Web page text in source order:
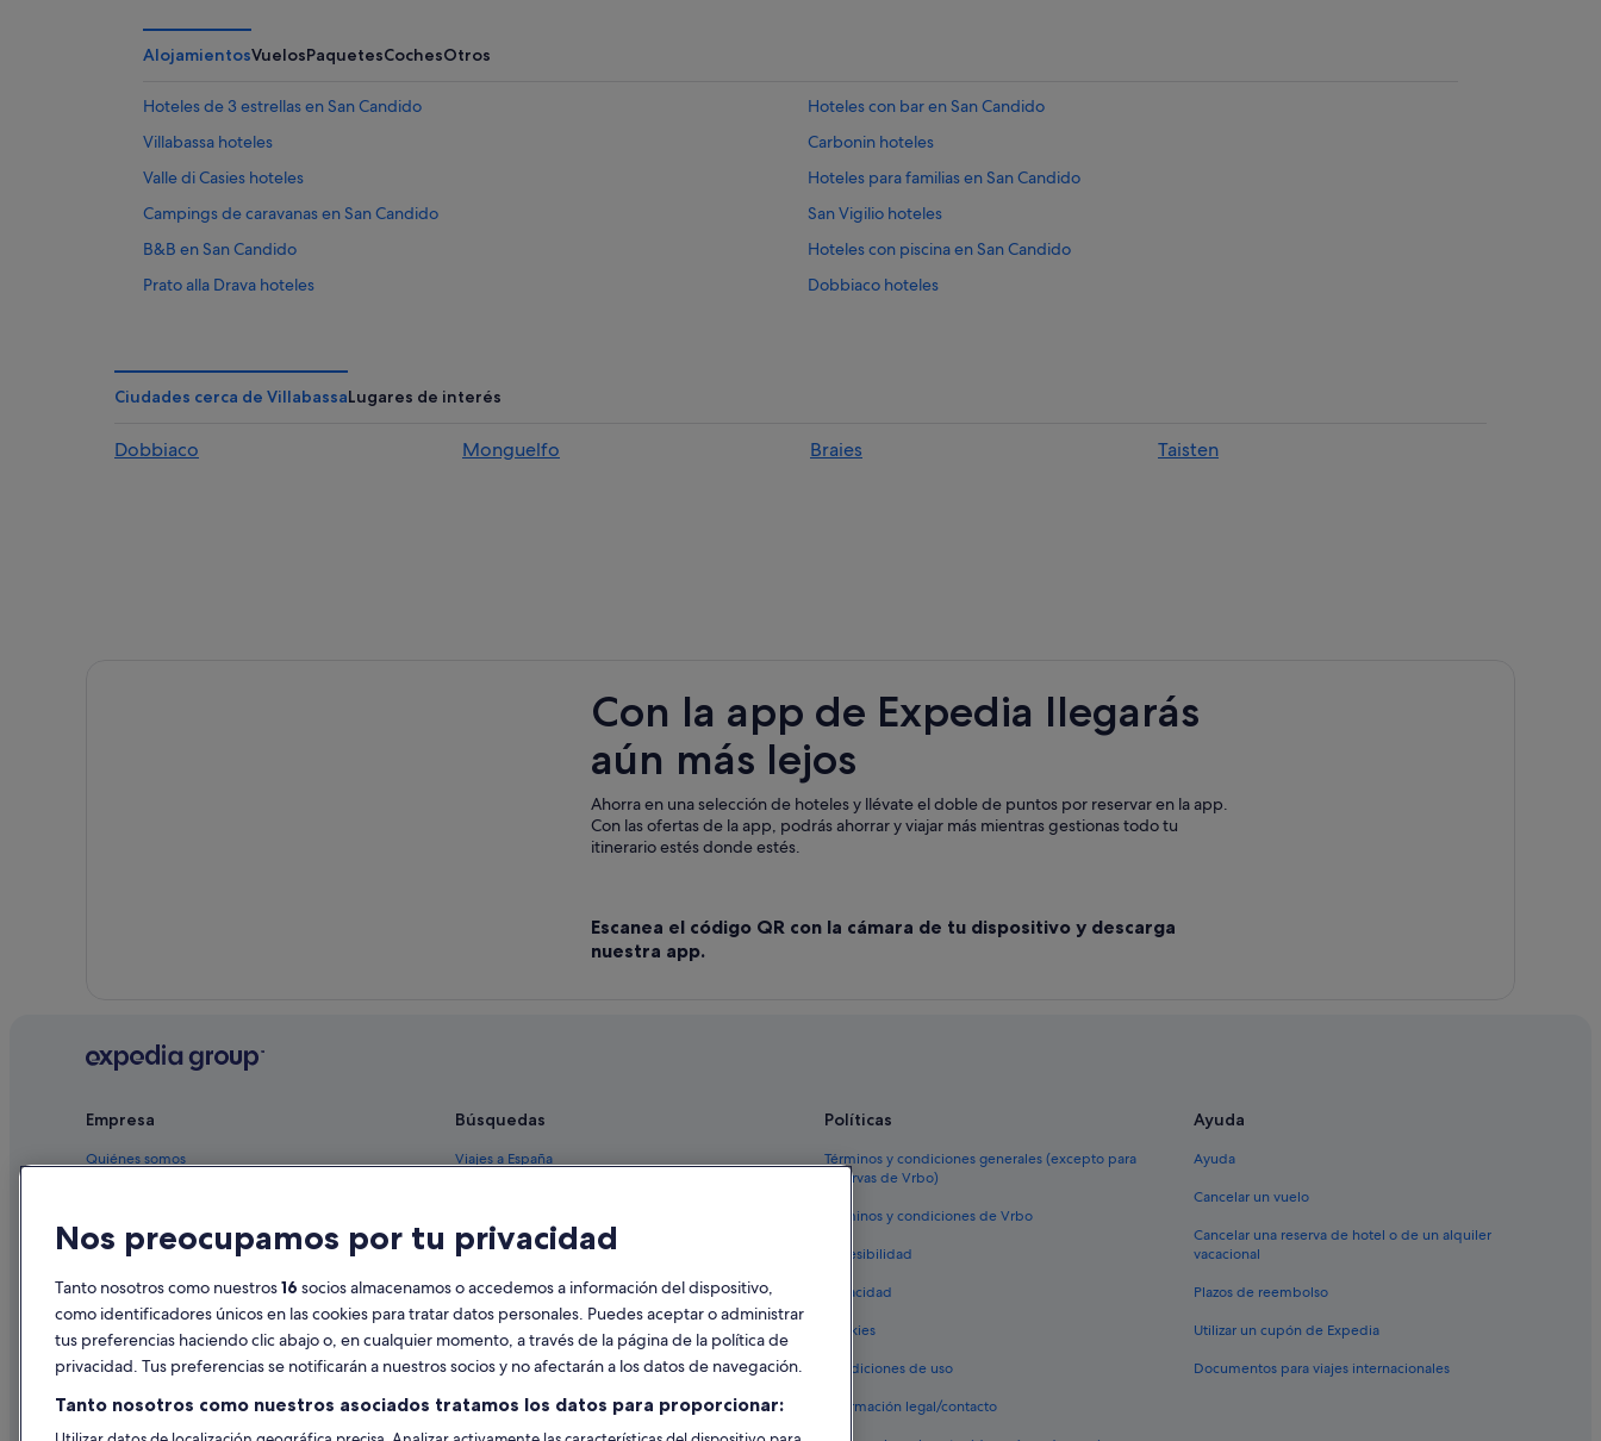
AlojamientosVuelosPaquetesCochesOtros
Hoteles de 3 estrellas en San Candido
Hoteles con bar en San Candido
Villabassa hoteles
Carbonin hoteles
Valle di Casies hoteles
Hoteles para familias en San Candido
Campings de caravanas en San Candido
San Vigilio hoteles
B&B en San Candido
Hoteles con piscina en San Candido
Prato alla Drava hoteles
Dobbiaco hoteles
Hoteles de aventura en San Candido
Anterselva hoteles
Hoteles de 4 estrellas en San Candido
Apartoteles en San Candido
Hoteles con spa en Braies
Ciudades cerca de VillabassaLugares de interés
Dobbiaco Monguelfo Braies Taisten
Con la app de Expedia llegarás
aún más lejos
Ahorra en una selección de hoteles y llévate el doble de puntos por reservar en la app.
Con las ofertas de la app, podrás ahorrar y viajar más mientras gestionas todo tu
itinerario estés donde estés.
Escanea el código QR con la cámara de tu dispositivo y descarga
nuestra app.
Empresa
Quiénes somos
Anuncia tu alojamiento
Prensa
Búsquedas
Viajes a España
Alquileres vacacionales España
Vuelos baratos en España
Alquiler de coches en España
Políticas
Términos y condiciones generales (excepto para
reservas de Vrbo)
Términos y condiciones de Vrbo
Accesibilidad
Privacidad
Cookies
Condiciones de uso
Información legal/contacto
Ayuda
Ayuda
Cancelar un vuelo
Cancelar una reserva de hotel o de un alquiler
vacacional
Plazos de reembolso
Utilizar un cupón de Expedia
Documentos para viajes internacionales
Nos preocupamos por tu privacidad
Tanto nosotros como nuestros16 socios almacenamos o accedemos a información del dispositivo,
como identificadores únicos en las cookies para tratar datos personales. Puedes aceptar o administrar
tus preferencias haciendo clic abajo o, en cualquier momento, a través de la página de la política de
privacidad. Tus preferencias se notificarán a nuestros socios y no afectarán a los datos de navegación.
Tanto nosotros como nuestros asociados tratamos los datos para proporcionar: